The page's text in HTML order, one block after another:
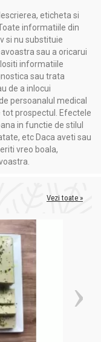
eticheta si
informatiile din
si nu substituie
sau a oricarui
informatiile
sau trata
de a inlocui
persoanalul medical
prospectul. Efectele
in functie de stilul
etc Daca aveti sau
vreo boala,
Vezi toate »